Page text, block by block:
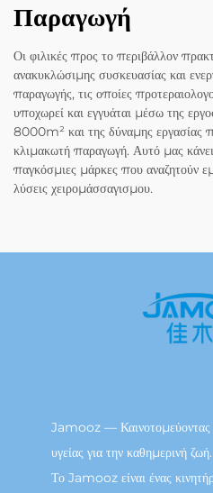
Παραγωγή
Οι φιλικές προς το περιβάλλον
ανακυκλώσιμης συσκευασίας και
παραγωγής, τις οποίες
υποχωρεί και εγγυάται μέσω της
8000m² και της δύναμης
κλιμακωτή παραγωγή. Αυτό μας
παγκόσμιες μάρκες που αναζητούν
λύσεις χειρομάσσαγισμου.
Jamooz — Καινοτομεύοντας
υγείας για την καθημερινή ζωή.
Το Jamooz είναι ένας